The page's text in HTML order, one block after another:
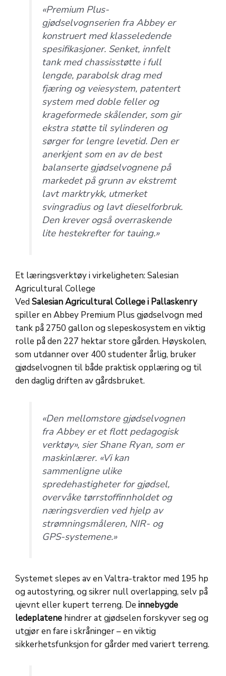
«Premium Plus-
gjødselvognserien fra Abbey er
konstruert med klasseledende
spesifikasjoner. Senket, innfelt
tank med chassisstøtte i full
lengde, parabolsk drag med
fjæring og veiesystem, patentert
system med doble feller og
krageformede skålender, som gir
ekstra støtte til sylinderen og
sørger for lengre levetid. Den er
anerkjent som en av de best
balanserte gjødselvognene på
markedet på grunn av ekstremt
lavt marktrykk, utmerket
svingradius og lavt dieselforbruk.
Den krever også overraskende
lite hestekrefter for tauing.»
Et læringsverktøy i virkeligheten: Salesian
Agricultural College
Ved Salesian Agricultural College i Pallaskenry
spiller en Abbey Premium Plus gjødselvogn med
tank på 2750 gallon og slepeskosystem en viktig
rolle på den 227 hektar store gården. Høyskolen,
som utdanner over 400 studenter årlig, bruker
gjødselvognen til både praktisk opplæring og til
den daglig driften av gårdsbruket.
«Den mellomstore gjødselvognen
fra Abbey er et flott pedagogisk
verktøy», sier Shane Ryan, som er
maskinlærer. «Vi kan
sammenligne ulike
spredehastigheter for gjødsel,
overvåke tørrstoffinnholdet og
næringsverdien ved hjelp av
strømningsmåleren, NIR- og
GPS-systemene.»
Systemet slepes av en Valtra-traktor med 195 hp
og autostyring, og sikrer null overlapping, selv på
ujevnt eller kupert terreng. De innebygde
ledeplatene hindrer at gjødselen forskyver seg og
utgjør en fare i skråninger – en viktig
sikkerhetsfunksjon for gårder med variert terreng.